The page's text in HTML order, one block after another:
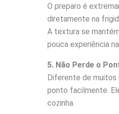
O preparo é
diretamente na
A textura se
pouca experiência
5. Não Perde o
Diferente de muitos
ponto facilmente.
cozinha.